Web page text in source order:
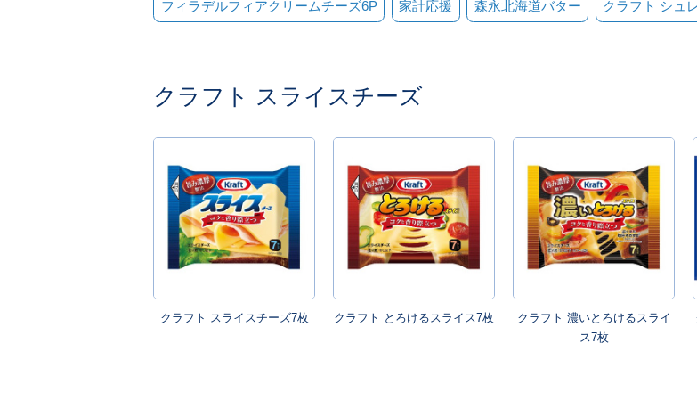
フィラデルフィアクリームチーズ6P 家計応援 森永北海道バター クラフト シュ
クラフト スライスチーズ
クラフト スライスチーズ7枚 クラフト とろけるスライス7枚
クラフト 濃いとろけるスライ
ス7枚